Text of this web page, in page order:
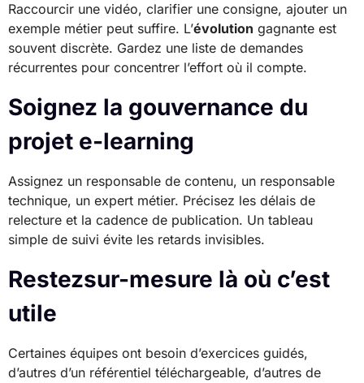
Raccourcir une vidéo, clarifier une consigne, ajouter un
exemple métier peut suffire. L’évolution gagnante est
souvent discrète. Gardez une liste de demandes
récurrentes pour concentrer l’effort où il compte.
Soignez la gouvernance du
projet e-learning
Assignez un responsable de contenu, un responsable
technique, un expert métier. Précisez les délais de
relecture et la cadence de publication. Un tableau
simple de suivi évite les retards invisibles.
Restezsur-mesure là où c’est
utile
Certaines équipes ont besoin d’exercices guidés,
d’autres d’un référentiel téléchargeable, d’autres de